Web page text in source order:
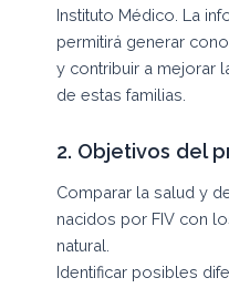
Instituto Médico. La
permitirá generar
y contribuir a mejorar
de estas familias.
2. Objetivos del
Comparar la salud y
nacidos por FIV con
natural.
Identificar posibles